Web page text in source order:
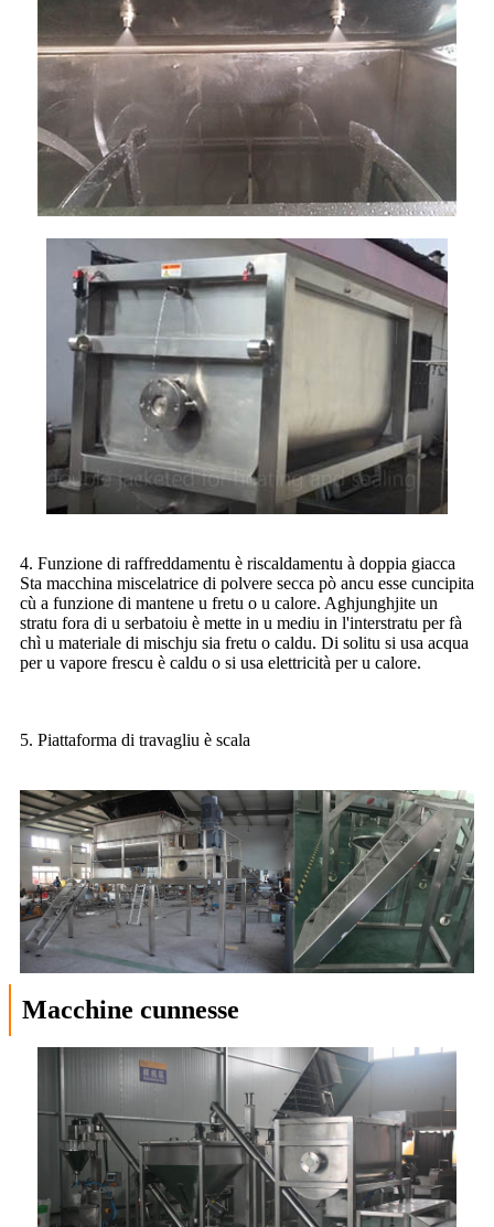
4. Funzione di raffreddamentu è riscaldamentu à doppia giacca
Sta macchina miscelatrice di polvere secca pò ancu esse cuncipita
cù a funzione di mantene u fretu o u calore. Aghjunghjite un
stratu fora di u serbatoiu è mette in u mediu in l'interstratu per fà
chì u materiale di mischju sia fretu o caldu. Di solitu si usa acqua
per u vapore frescu è caldu o si usa elettricità per u calore.
5. Piattaforma di travagliu è scala
Macchine cunnesse